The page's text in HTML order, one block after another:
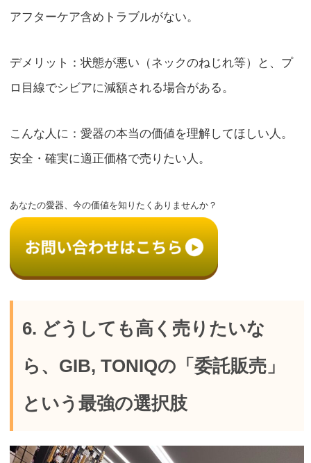
アフターケア含めトラブルがない。
デメリット：状態が悪い（ネックのねじれ等）と、プ
ロ目線でシビアに減額される場合がある。
こんな人に：愛器の本当の価値を理解してほしい人。
安全・確実に適正価格で売りたい人。
あなたの愛器、今の価値を知りたくありませんか？
6. どうしても高く売りたいな
ら、GIB, TONIQの「委託販売」
という最強の選択肢